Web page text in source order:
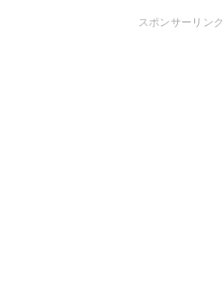
スポンサーリンク